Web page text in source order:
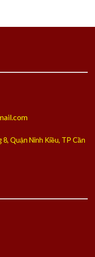
Quận Ninh Kiều, TP Cần